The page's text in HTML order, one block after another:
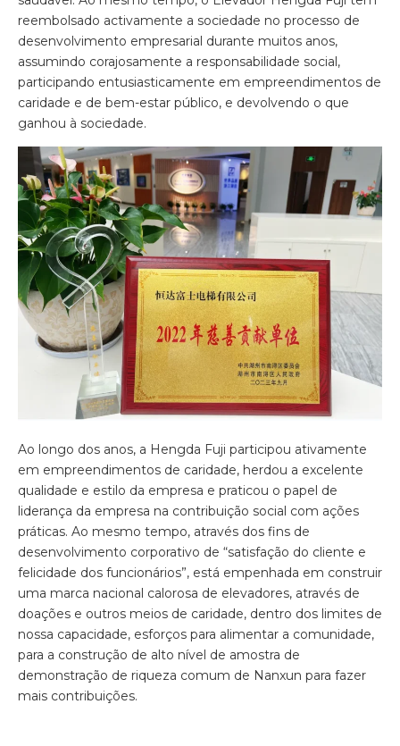
reembolsado activamente a sociedade no processo de
desenvolvimento empresarial durante muitos anos,
assumindo corajosamente a responsabilidade social,
participando entusiasticamente em empreendimentos de
caridade e de bem-estar público, e devolvendo o que
ganhou à sociedade.
Ao longo dos anos, a Hengda Fuji participou ativamente
em empreendimentos de caridade, herdou a excelente
qualidade e estilo da empresa e praticou o papel de
liderança da empresa na contribuição social com ações
práticas. Ao mesmo tempo, através dos fins de
desenvolvimento corporativo de “satisfação do cliente e
felicidade dos funcionários”, está empenhada em construir
uma marca nacional calorosa de elevadores, através de
doações e outros meios de caridade, dentro dos limites de
nossa capacidade, esforços para alimentar a comunidade,
para a construção de alto nível de amostra de
demonstração de riqueza comum de Nanxun para fazer
mais contribuições.